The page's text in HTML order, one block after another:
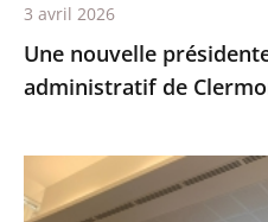
Une nouvelle
administratif de
3 avril 2026
tribunal